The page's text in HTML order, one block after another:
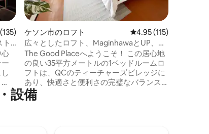
135件、5つ星中4.97つ星の平均評価
ケソン市のロフト レビュー115件、5つ
4.95 (115)
広々としたロフト、MaginhawaとUP、無
料駐車場、Wi-Fi
The Good Placeへようこそ！ この居心地
の良い35平方メートルの1ベッドルームロ
フトは、QCのティーチャーズビレッジに
あり、快適さと便利さの完璧なバランス
を提供しています。 マギンハワ通りのカ
フェやショップ、UPディリマン、アテネ
設備